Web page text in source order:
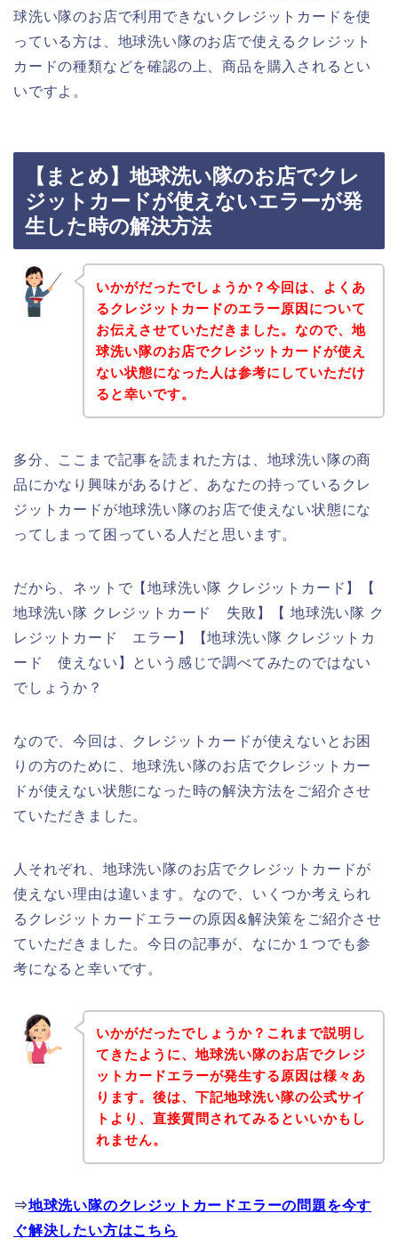
球洗い隊のお店で利用できないクレジットカードを使
っている方は、地球洗い隊のお店で使えるクレジット
カードの種類などを確認の上、商品を購入されるとい
いですよ。
【まとめ】地球洗い隊のお店でクレ
ジットカードが使えないエラーが発
生した時の解決方法
いかがだったでしょうか？今回は、よくあ
るクレジットカードのエラー原因について
お伝えさせていただきました。なので、地
球洗い隊のお店でクレジットカードが使え
ない状態になった人は参考にしていただけ
ると幸いです。
多分、ここまで記事を読まれた方は、地球洗い隊の商
品にかなり興味があるけど、あなたの持っているクレ
ジットカードが地球洗い隊のお店で使えない状態にな
ってしまって困っている人だと思います。
だから、ネットで【地球洗い隊 クレジットカード】【
地球洗い隊 クレジットカード 失敗】【 地球洗い隊 ク
レジットカード エラー】【地球洗い隊 クレジットカ
ード 使えない】という感じで調べてみたのではない
でしょうか？
なので、今回は、クレジットカードが使えないとお困
りの方のために、地球洗い隊のお店でクレジットカー
ドが使えない状態になった時の解決方法をご紹介させ
ていただきました。
人それぞれ、地球洗い隊のお店でクレジットカードが
使えない理由は違います。なので、いくつか考えられ
るクレジットカードエラーの原因&解決策をご紹介させ
ていただきました。今日の記事が、なにか１つでも参
考になると幸いです。
いかがだったでしょうか？これまで説明し
てきたように、地球洗い隊のお店でクレジ
ットカードエラーが発生する原因は様々あ
ります。後は、下記地球洗い隊の公式サイ
トより、直接質問されてみるといいかもし
れません。
⇒地球洗い隊のクレジットカードエラーの問題を今す
ぐ解決したい方はこちら